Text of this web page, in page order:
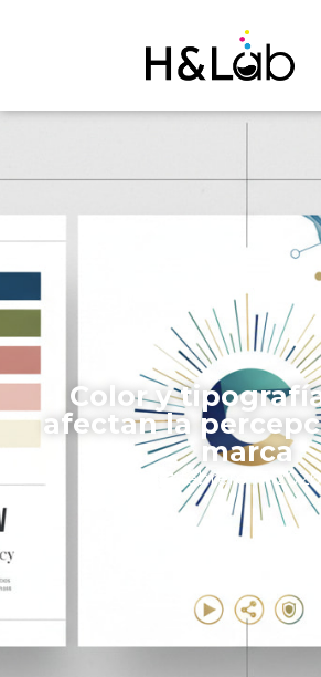
Color y
afectan la
marca
febrero 17, 2026